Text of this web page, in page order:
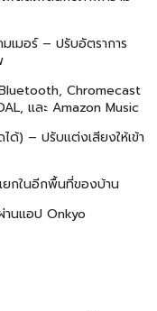
มเมอร์ – ปรับอัตราการ
Chromecast
และ Amazon Music
ด้) – ปรับแต่งเสียงให้เข้า
กในอีกพื้นที่ของบ้าน
นแอป Onkyo